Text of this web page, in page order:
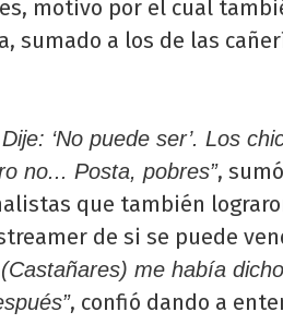
motivo por el cual
sumado a los de las
‘No puede ser’. Los
no... Posta, pobres”,
que también
de si se puede
me había
, confió dando a